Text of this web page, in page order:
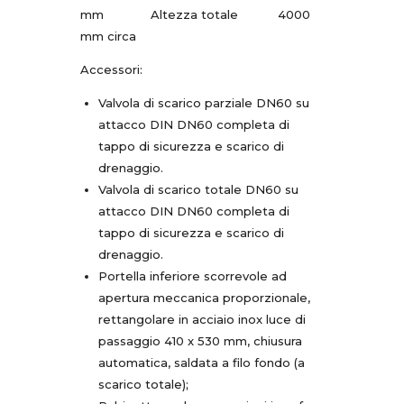
mm Altezza totale 4000
mm circa
Accessori:
Valvola di scarico parziale DN60 su
attacco DIN DN60 completa di
tappo di sicurezza e scarico di
drenaggio.
Valvola di scarico totale DN60 su
attacco DIN DN60 completa di
tappo di sicurezza e scarico di
drenaggio.
Portella inferiore scorrevole ad
apertura meccanica proporzionale,
rettangolare in acciaio inox luce di
passaggio 410 x 530 mm, chiusura
automatica, saldata a filo fondo (a
scarico totale);